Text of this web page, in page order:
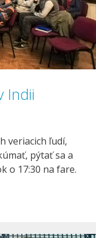
Indii
veriacich ľudí,
pýtať sa a
o 17:30 na fare.